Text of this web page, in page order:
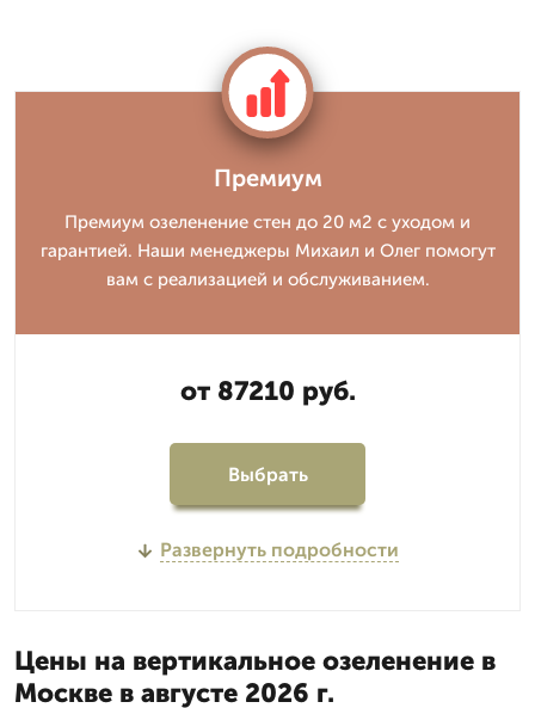
Премиум
Премиум озеленение стен до 20 м2 с уходом и
гарантией. Наши менеджеры Михаил и Олег помогут
вам с реализацией и обслуживанием.
от 87210 руб.
Выбрать
Развернуть подробности
Цены на вертикальное озеленение в
Москве в августе 2026 г.